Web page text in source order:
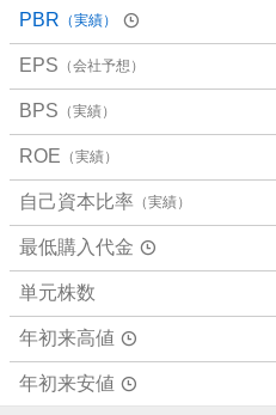
PBR （実績）
EPS （会社予想）
BPS （実績）
ROE （実績）
自己資本比率 （実績）
最低購入代金
単元株数
年初来高値
年初来安値